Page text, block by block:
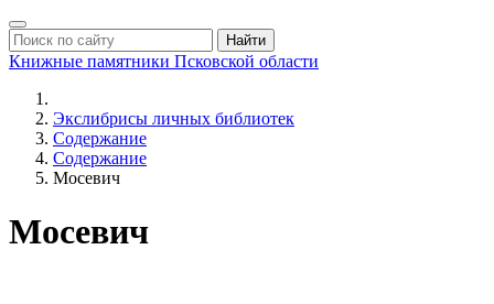
Найти
Книжные памятники Псковской области
Экслибрисы личных библиотек
Содержание
Содержание
Мосевич
Мосевич